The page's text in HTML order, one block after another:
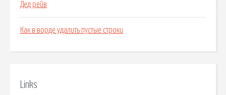
Дед рейв
Как в ворде удалить пустые строки
Links